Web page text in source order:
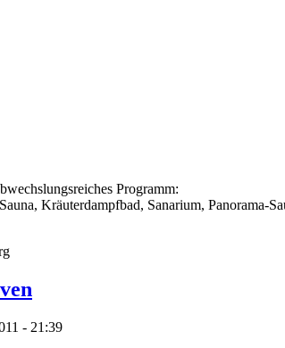
Programm:
Kräuterdampfbad, Sanarium, Panorama-
- 21:39